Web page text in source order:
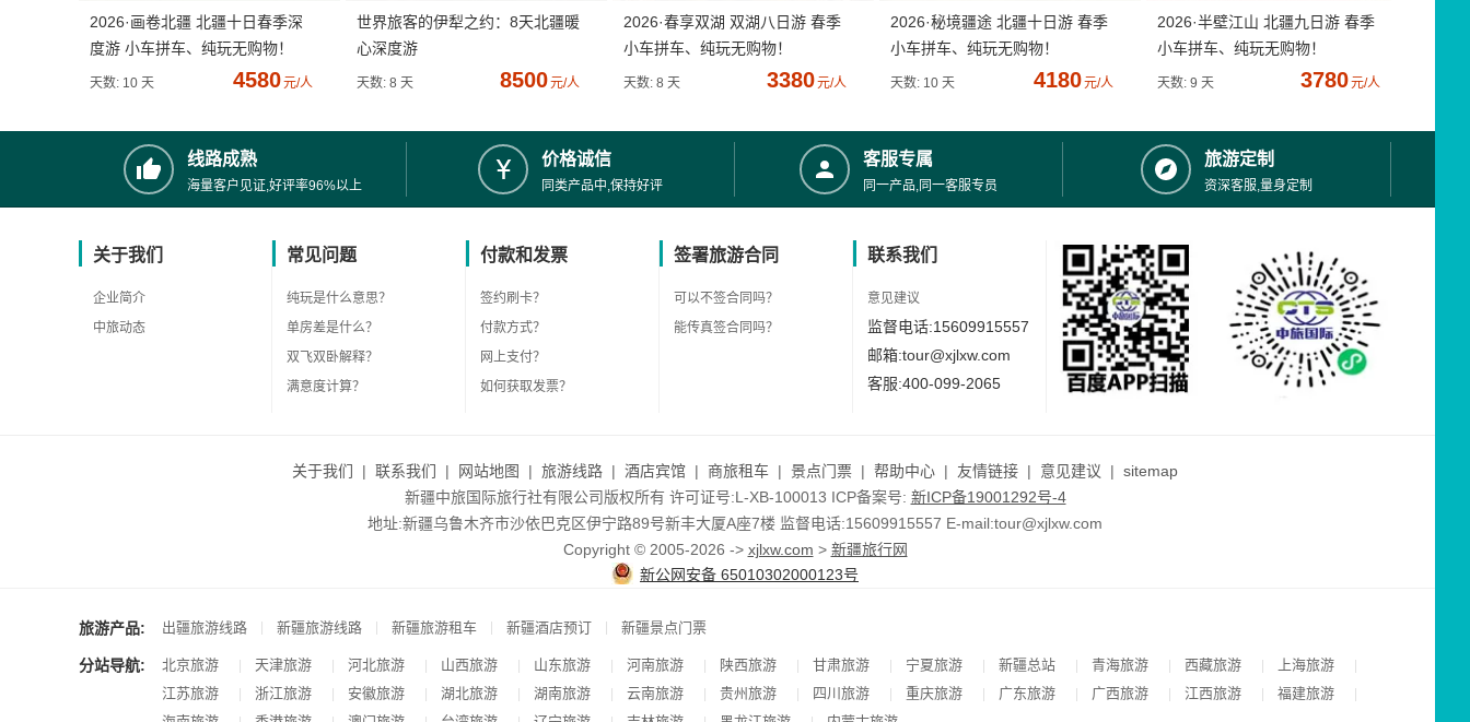
2026·画卷北疆 北疆十日春季深
度游 小车拼车、纯玩无购物！
天数: 10 天 4580元/人
世界旅客的伊犁之约：8天北疆暖
心深度游
天数: 8 天 8500元/人
2026·春享双湖 双湖八日游 春季
小车拼车、纯玩无购物！
天数: 8 天 3380元/人
2026·秘境疆途 北疆十日游 春季
小车拼车、纯玩无购物！
天数: 10 天 4180元/人
2026·半壁江山 北疆九日游 春季
小车拼车、纯玩无购物！
天数: 9 天 3780元/人
线路成熟
海量客户见证,好评率96%以上
价格诚信
同类产品中,保持好评
客服专属
同一产品,同一客服专员
旅游定制
资深客服,量身定制
关于我们
企业简介
中旅动态
常见问题
纯玩是什么意思？
单房差是什么？
双飞双卧解释？
满意度计算？
付款和发票
签约刷卡？
付款方式？
网上支付？
如何获取发票？
签署旅游合同
可以不签合同吗？
能传真签合同吗？
联系我们
意见建议
监督电话:15609915557
邮箱:tour@xjlxw.com
客服:400-099-2065
关于我们 | 联系我们 | 网站地图 | 旅游线路 | 酒店宾馆 | 商旅租车 | 景点门票 | 帮助中心 | 友情链接 | 意见建议 | sitemap
新疆中旅国际旅行社有限公司版权所有 许可证号:L-XB-100013 ICP备案号: 新ICP备19001292号-4
地址:新疆乌鲁木齐市沙依巴克区伊宁路89号新丰大厦A座7楼 监督电话:15609915557 E-mail:tour@xjlxw.com
Copyright © 2005-2026 -> xjlxw.com > 新疆旅行网
新公网安备 65010302000123号
旅游产品: 出疆旅游线路 | 新疆旅游线路 | 新疆旅游租车 | 新疆酒店预订 | 新疆景点门票
分站导航: 北京旅游 | 天津旅游 | 河北旅游 | 山西旅游 | 山东旅游 | 河南旅游 | 陕西旅游 | 甘肃旅游 | 宁夏旅游 | 新疆总站 | 青海旅游 | 西藏旅游 | 上海旅游 |
江苏旅游 | 浙江旅游 | 安徽旅游 | 湖北旅游 | 湖南旅游 | 云南旅游 | 贵州旅游 | 四川旅游 | 重庆旅游 | 广东旅游 | 广西旅游 | 江西旅游 | 福建旅游 |